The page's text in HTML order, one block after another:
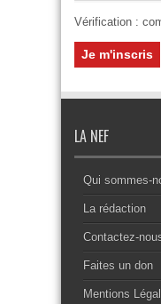
Vérification :
LA NEF
Qui sommes-
La rédaction
Contactez-
Faites un don
Mentions